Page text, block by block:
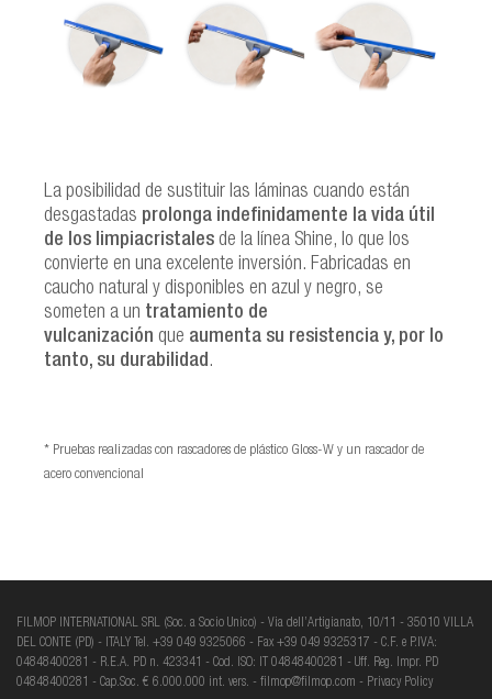
La posibilidad de sustituir las láminas cuando están
desgastadas prolonga indefinidamente la vida útil
de los limpiacristalesde la línea Shine, lo que los
convierte en una excelente inversión. Fabricadas en
caucho natural y disponibles en azul y negro, se
someten a un tratamiento de
vulcanización que aumenta su resistencia y, por lo
tanto, su durabilidad.
* Pruebas realizadas con rascadores de plástico Gloss-W y un rascador de
acero convencional
FILMOP INTERNATIONAL SRL (Soc. a Socio Unico) - Via dell’Artigianato, 10/11 - 35010 VILLA
DEL CONTE (PD) - ITALY Tel. +39 049 9325066 - Fax +39 049 9325317 - C.F. e P.IVA:
04848400281 - R.E.A. PD n. 423341 - Cod. ISO: IT 04848400281 - Uff. Reg. Impr. PD
04848400281 - Cap.Soc. € 6.000.000 int. vers. - filmop@filmop.com - Privacy Policy